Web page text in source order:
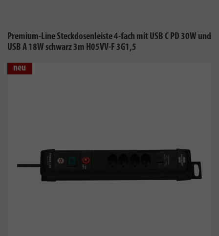
Premium-Line Steckdosenleiste 4-fach mit USB C PD 30W und
USB A 18W schwarz 3m H05VV-F 3G1,5
neu